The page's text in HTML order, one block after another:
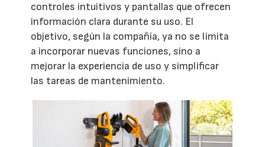
controles intuitivos y pantallas que ofrecen
información clara durante su uso. El
objetivo, según la compañía, ya no se limita
a incorporar nuevas funciones, sino a
mejorar la experiencia de uso y simplificar
las tareas de mantenimiento.